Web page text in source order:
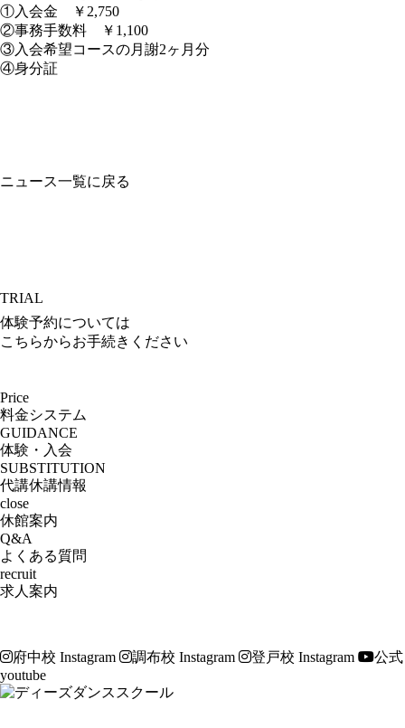
①入会金 ￥2,750
②事務手数料 ￥1,100
③入会希望コースの月謝2ヶ月分
④身分証
ニュース一覧に戻る
TRIAL
体験予約については
こちらからお手続きください
Price
料金システム
GUIDANCE
体験・入会
SUBSTITUTION
代講休講情報
close
休館案内
Q&A
よくある質問
recruit
求人案内
府中校 Instagram 調布校 Instagram 登戸校 Instagram
公式
youtube